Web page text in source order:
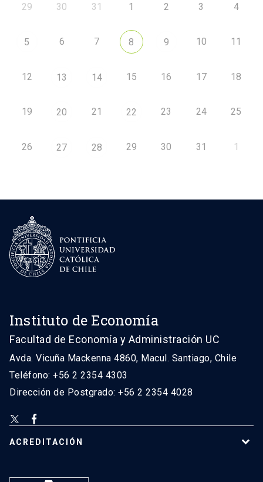
29 30 31 1 2 3 4
5 6 7 8 9 10 11
12 13 14 15 16 17 18
19 20 21 22 23 24 25
26 27 28 29 30 31 1
Instituto de Economía
Facultad de Economía y Administración UC
Avda. Vicuña Mackenna 4860, Macul. Santiago, Chile
Teléfono: +56 2 2354 4303
Dirección de Postgrado: +56 2 2354 4028
ACREDITACIÓN